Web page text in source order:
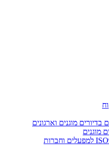
בדיורים מוגנים וארגונים
מוגנים